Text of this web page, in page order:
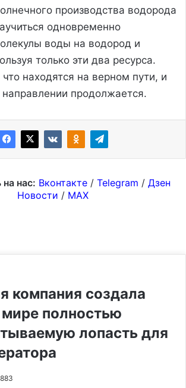
производства водорода
одновременно
воды на водород и
только эти два ресурса.
находятся на верном пути, и
направлении продолжается.
нас: Вконтакте / Telegram / Дзен
Новости / MAX